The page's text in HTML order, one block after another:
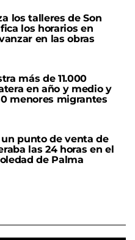
los talleres de Son
los horarios en
en las obras
más de 11.000
en año y medio y
menores migrantes
punto de venta de
las 24 horas en el
de Palma